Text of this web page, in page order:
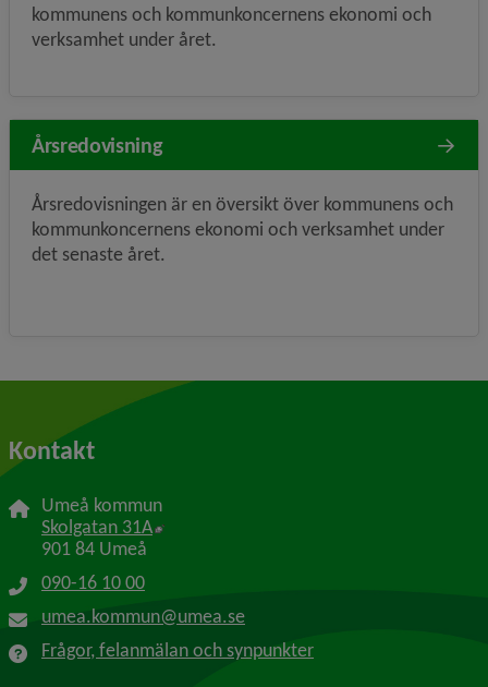
kommunens och kommunkoncernens ekonomi och
verksamhet under året.
Årsredovisning
Årsredovisningen är en översikt över kommunens och
kommunkoncernens ekonomi och verksamhet under
det senaste året.
Kontakt
Umeå kommun
Skolgatan 31A Länk till annan webbplats, öppnas i nytt
901 84 Umeå
090-16 10 00
umea.kommun@umea.se
Frågor, felanmälan och synpunkter